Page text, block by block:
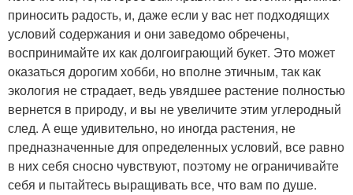
приносить радость, и, даже если у вас нет подходящих
условий содержания и они заведомо обречены,
воспринимайте их как долгоиграющий букет. Это может
оказаться дорогим хобби, но вполне этичным, так как
экология не страдает, ведь увядшее растение полностью
вернется в природу, и вы не увеличите этим углеродный
след. А еще удивительно, но иногда растения, не
предназначенные для определенных условий, все равно
в них себя сносно чувствуют, поэтому не ограничивайте
себя и пытайтесь выращивать все, что вам по душе.